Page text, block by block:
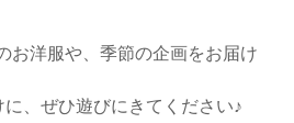
お洋服や、季節の企画をお届け
、ぜひ遊びにきてください♪